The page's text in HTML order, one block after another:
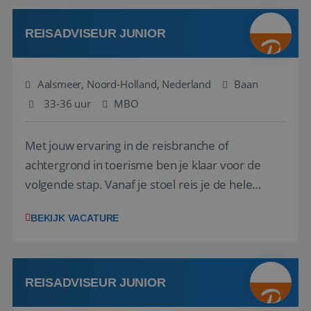
werken: of het nu gaat om vragen ...
REISADVISEUR JUNIOR
Aalsmeer, Noord-Holland, Nederland
Baan
33-36 uur
MBO
Met jouw ervaring in de reisbranche of
achtergrond in toerisme ben je klaar voor de
volgende stap. Vanaf je stoel reis je de hele
wensen van je team, je klant en wat er in de
klanten te overtuigen om die droomreis te
boeken! ...
BEKIJK VACATURE
REISADVISEUR JUNIOR